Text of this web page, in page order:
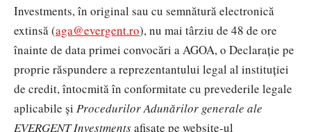
Investments, în original sau cu semnătură electronică
extinsă (aga@evergent.ro), nu mai târziu de 48 de ore
înainte de data primei convocări a AGOA, o Declarație pe
proprie răspundere a reprezentantului legal al instituției
de credit, întocmită în conformitate cu prevederile legale
aplicabile și Procedurilor Adunărilor generale ale
EVERGENT Investmentsafișate pe website-ul